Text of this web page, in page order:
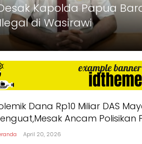
Kapolda Papua
di Wasirawi
Dana Rp10 Miliar DAS
Ancam Polisikan
April 20, 2026